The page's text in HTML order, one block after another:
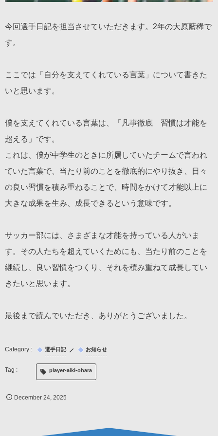
今回選手日記を担当させていただきます。2年の大原藍稀で
す。
ここでは「自分を支えてくれている言葉」について書きた
いと思います。
僕を支えてくれている言葉は、「凡事徹底 習慣は才能を
超える」です。
これは、僕が中学生のときに所属していたチームで言われ
ていた言葉で、当たり前のことを徹底的にやり抜き、日々
の良い習慣を積み重ねることで、時間をかけて才能以上に
大きな成果を生み、成長できるという意味です。
サッカー部には、さまざまな才能を持っている人がいま
す。その人たちを超えていくためにも、当たり前のことを
継続し、良い習慣をつくり、それを積み重ねて成長してい
きたいと思います。
最後まで読んでいただき、ありがとうございました。
選手日記 お知らせ
player-aiki-ohara
December 24 ,2025